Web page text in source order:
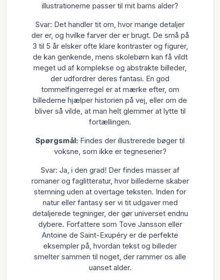
illustrationerne passer til mit barns alder?
Svar: Det handler tit om, hvor mange detaljer
der er, og hvilke farver der er brugt. De små på
3 til 5 år elsker ofte klare kontraster og figurer,
de kan genkende, mens skolebørn kan få vildt
meget ud af komplekse og abstrakte billeder,
der udfordrer deres fantasi. En god
tommelfingerregel er at mærke efter, om
billederne hjælper historien på vej, eller om de
bliver så vilde, at man helt glemmer at lytte til
fortællingen.
Spørgsmål: Findes der illustrerede bøger til
voksne, som ikke er tegneserier?
Svar: Ja, i den grad! Der findes masser af
romaner og faglitteratur, hvor billederne skaber
stemning uden at overtage teksten. Inden for
natur eller fantasy ser vi tit udgaver med
detaljerede tegninger, der gør universet endnu
dybere. Forfattere som Tove Jansson eller
Antoine de Saint-Exupéry er de perfekte
eksempler på, hvordan tekst og billeder
smelter sammen til noget, der rammer os alle
uanset alder.